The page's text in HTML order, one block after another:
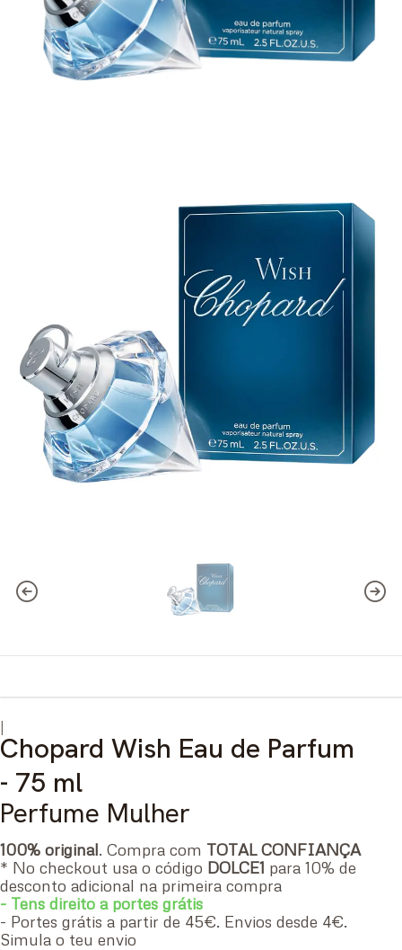
|
Chopard Wish Eau de Parfum
- 75 ml
Perfume Mulher
100% original. Compra com TOTAL CONFIANÇA
* No checkout usa o código DOLCE1 para 10% de
desconto adicional na primeira compra
- Tens direito a portes grátis
- Portes grátis a partir de 45€. Envios desde 4€.
Simula o teu envio